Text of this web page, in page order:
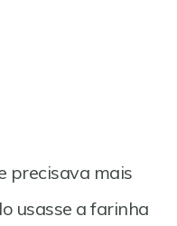
precisava mais
usasse a farinha